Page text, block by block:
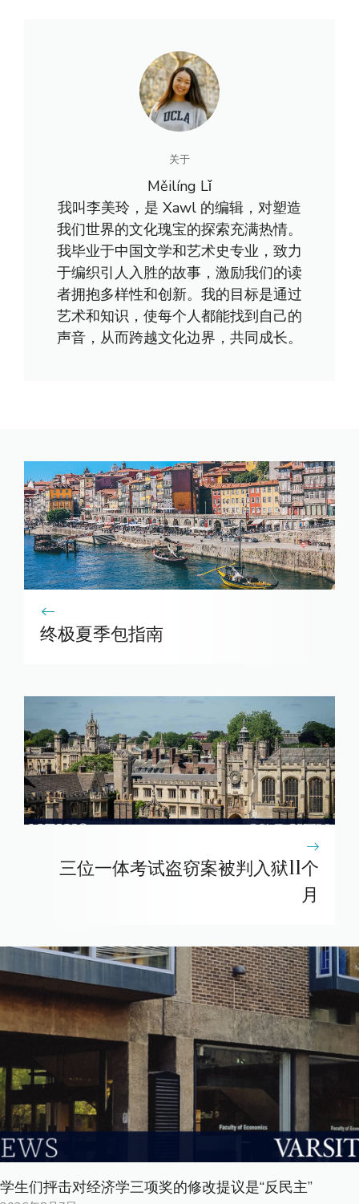
关于
Měilíng Lǐ
我叫李美玲，是 Xawl 的编辑，对塑造
我们世界的文化瑰宝的探索充满热情。
我毕业于中国文学和艺术史专业，致力
于编织引人入胜的故事，激励我们的读
者拥抱多样性和创新。我的目标是通过
艺术和知识，使每个人都能找到自己的
声音，从而跨越文化边界，共同成长。
终极夏季包指南
三位一体考试盗窃案被判入狱11个
月
学生们抨击对经济学三项奖的修改提议是“反民主”